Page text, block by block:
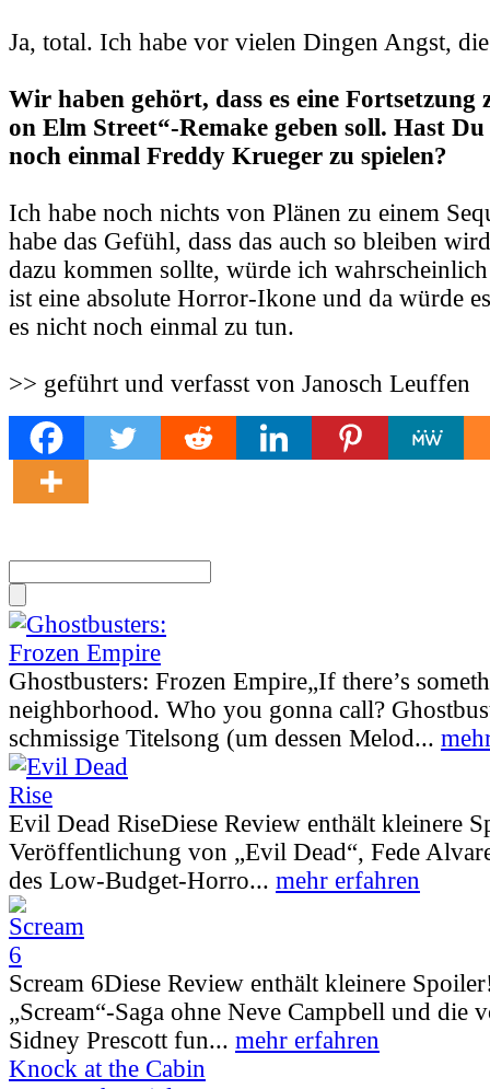
Ja, total. Ich habe vor vielen Dingen Angst,
Wir haben gehört, dass es eine Fortsetzung
on Elm Street“-Remake geben soll. Hast
noch einmal Freddy Krueger zu spielen?
Ich habe noch nichts von Plänen zu einem
habe das Gefühl, dass das auch so bleiben
dazu kommen sollte, würde ich
ist eine absolute Horror-Ikone und da würde
es nicht noch einmal zu tun.
>> geführt und verfasst von Janosch Leuffen
Ghostbusters: Frozen Empire„If there’s
neighborhood. Who you gonna call?
schmissige Titelsong (um dessen Melod...
Evil Dead RiseDiese Review enthält kleinere
Veröffentlichung von „Evil Dead“, Fede
des Low-Budget-Horro... mehr erfahren
Scream 6Diese Review enthält kleinere
„Scream“-Saga ohne Neve Campbell und die
Sidney Prescott fun... mehr erfahren
Knock at the Cabin